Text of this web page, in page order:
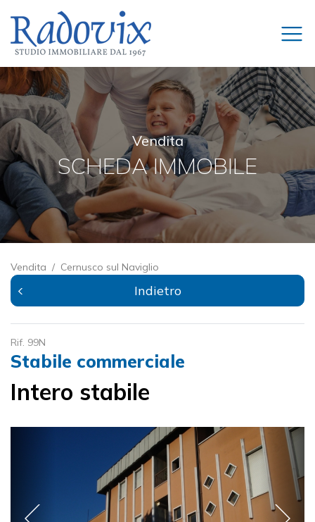
Vendita
SCHEDA IMMOBILE
Vendita Cernusco sul Naviglio
Indietro
Rif. 99N
Stabile commerciale
Intero stabile